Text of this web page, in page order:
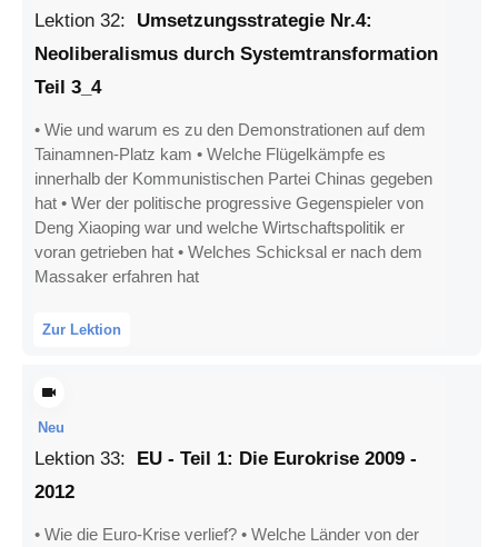
Lektion 32: Umsetzungsstrategie Nr.4:
Neoliberalismus durch Systemtransformation
Teil 3_4
• Wie und warum es zu den Demonstrationen auf dem
Tainamnen-Platz kam • Welche Flügelkämpfe es
innerhalb der Kommunistischen Partei Chinas gegeben
hat • Wer der politische progressive Gegenspieler von
Deng Xiaoping war und welche Wirtschaftspolitik er
voran getrieben hat • Welches Schicksal er nach dem
Massaker erfahren hat
Zur Lektion
Neu
Lektion 33: EU - Teil 1: Die Eurokrise 2009 -
2012
• Wie die Euro-Krise verlief? • Welche Länder von der